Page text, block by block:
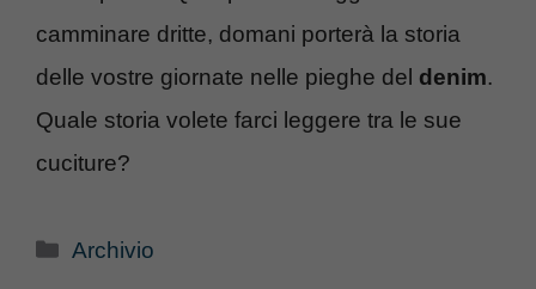
camminare dritte, domani porterà la storia
delle vostre giornate nelle pieghe del denim.
Quale storia volete farci leggere tra le sue
cuciture?
Categorie
Archivio